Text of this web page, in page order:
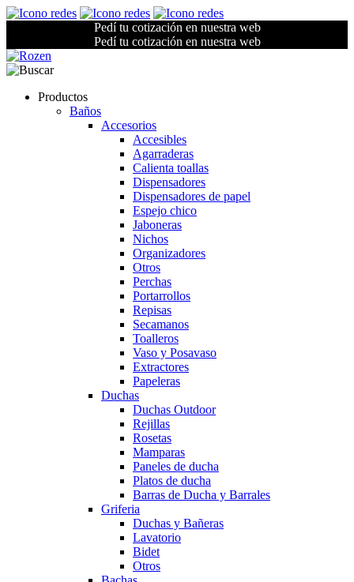
Pedí tu cotización en nuestra web
Pedí tu cotización en nuestra web
Productos
Baños
Accesorios
Accesibles
Agarraderas
Calienta toallas
Dispensadores
Dispensadores de papel
Espejo chico
Jaboneras
Nichos
Organizadores
Otros
Perchas
Portarrollos
Repisas
Secamanos
Toalleros
Vaso y Posavaso
Extractores
Papeleras
Duchas
Duchas Outdoor
Rejillas
Rosetas
Mamparas
Paneles de ducha
Platos de ducha
Barras de Ducha y Barrales
Griferia
Duchas y Bañeras
Lavatorio
Bidet
Otros